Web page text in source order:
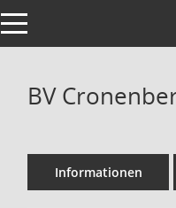
Toggle navigation
BV
Informationen